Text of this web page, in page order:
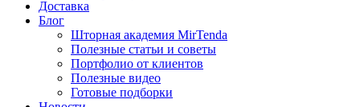
Доставка
Блог
Шторная академия MirTenda
Полезные статьи и советы
Портфолио от клиентов
Полезные видео
Готовые подборки